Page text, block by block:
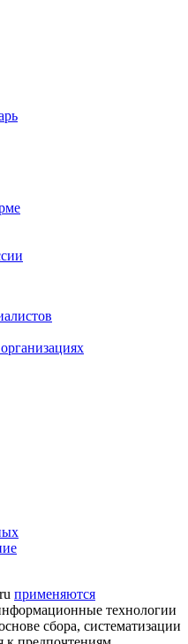
применяются
технологии
сбора, систематизации